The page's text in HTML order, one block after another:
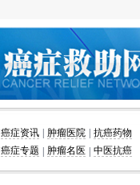
癌症资讯 肿瘤医院
抗癌药物
癌症专题 | 肿瘤名医 | 中医抗癌